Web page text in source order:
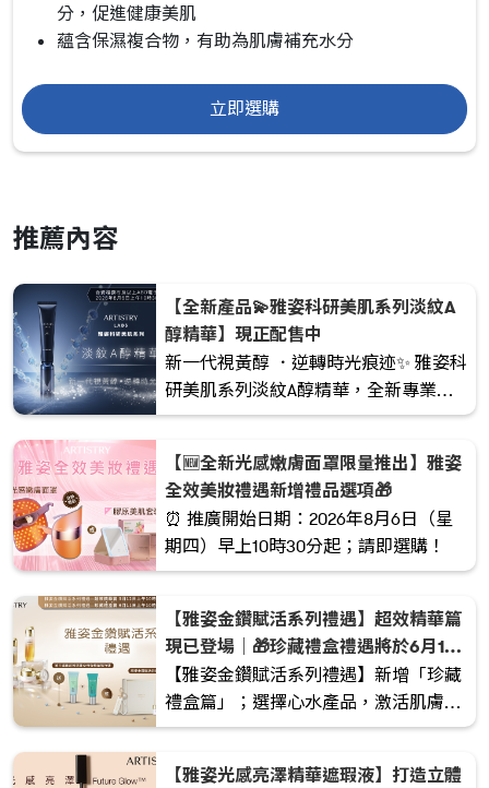
分，促進健康美肌
蘊含保濕複合物，有助為肌膚補充水分
立即選購
推薦內容
【全新產品💫雅姿科研美肌系列淡紋A
醇精華】現正配售中
新一代視黃醇 ．逆轉時光痕迹✨ 雅姿科
研美肌系列淡紋A醇精華，全新專業抗
皺配方，重新定義視黃醇護膚表現。
【🆕全新光感嫩膚面罩限量推出】雅姿
全效美妝禮遇新增禮品選項🎁
⏰ 推廣開始日期：2026年8月6日（星
期四）早上10時30分起；請即選購！
【雅姿金鑽賦活系列禮遇】超效精華篇
現已登場｜🎁珍藏禮盒禮遇將於6月11
日早上10時30分推出_x
【雅姿金鑽賦活系列禮遇】新增「珍藏
禮盒篇」；選擇心水產品，激活肌膚年
輕能量。
【雅姿光感亮澤精華遮瑕液】打造立體